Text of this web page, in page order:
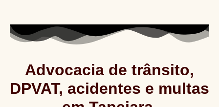
Advocacia de trânsito,
DPVAT, acidentes e multas